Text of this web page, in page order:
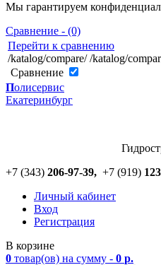
Мы гарантируем
Сравнение - (0)
Перейти к сравнению
/katalog/compare/ /katalog/
Cравнение
Полисервис
Екатеринбург
+7 (343) 206-97-39, +7 (919) 123
Личный кабинет
Вход
Регистрация
В корзине
0 товар(ов) на сумму - 0 р.